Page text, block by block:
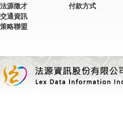
法源徵才
交通資訊
策略聯盟
付款方式